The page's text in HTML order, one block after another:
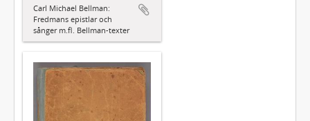
Carl Michael Bellman:
Fredmans epistlar och
sånger m.fl. Bellman-texter